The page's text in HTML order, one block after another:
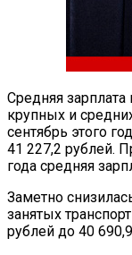
Средняя
крупных и
сентябрь этого
41 227,2 рублей.
года средняя
Заметно
занятых
рублей до 40